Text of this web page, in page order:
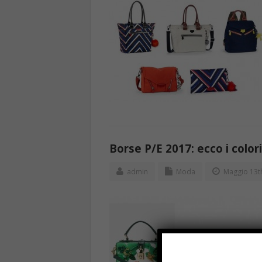
Borse P/E 2017: ecco i
admin Moda Maggio